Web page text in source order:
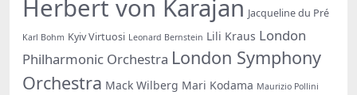
Herbert von Karajan Jacqueline du Pré
Karl Bohm Kyiv Virtuosi Leonard Bernstein Lili Kraus London
Philharmonic Orchestra London Symphony
Orchestra Mack Wilberg Mari Kodama Maurizio Pollini